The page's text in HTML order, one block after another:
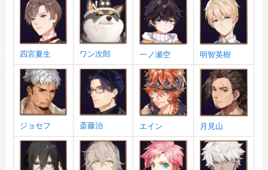
四宮夏生 ワン次郎 一ノ瀬空 明智英樹
ジョセフ 斎藤治 エイン 月見山